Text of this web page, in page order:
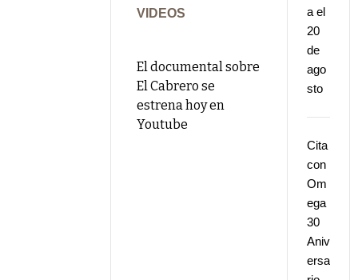
VIDEOS
El documental sobre
El Cabrero se
estrena hoy en
Youtube
a el
20
de
ago
sto
Cita
con
Om
ega
30
Aniv
ersa